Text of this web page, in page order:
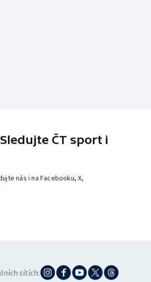
ČT sport i
nás i na Facebooku, X,
sítích: